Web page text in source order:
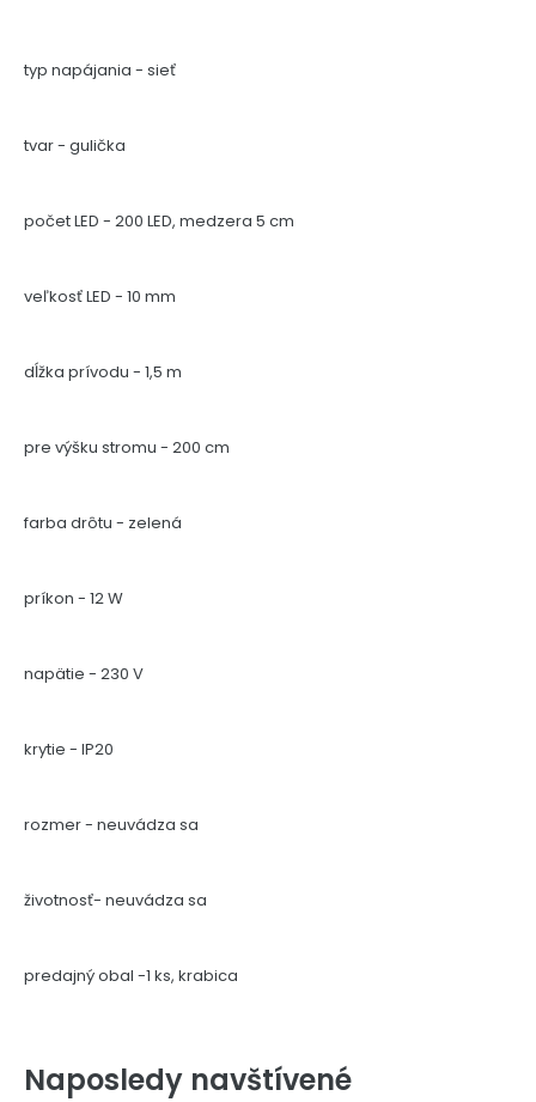
typ napájania - sieť
tvar - gulička
počet LED - 200 LED, medzera 5 cm
veľkosť LED - 10 mm
dĺžka prívodu - 1,5 m
pre výšku stromu - 200 cm
farba drôtu - zelená
príkon - 12 W
napätie - 230 V
krytie - IP20
rozmer - neuvádza sa
životnosť- neuvádza sa
predajný obal -1 ks, krabica
Naposledy navštívené